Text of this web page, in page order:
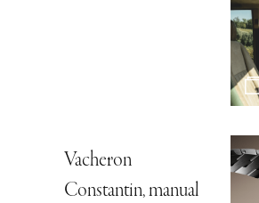
Vacheron
Constantin, manual